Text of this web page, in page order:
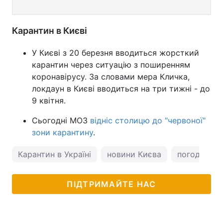
Карантин в Києві
У Києві з 20 березня вводиться жорсткий
карантин через ситуацію з поширенням
коронавірусу. За словами мера Кличка,
локдаун в Києві вводиться на три тижні - до
9 квітня.
Сьогодні МОЗ відніс столицю до "червоної"
зони карантину.
Карантин в Україні новини Києва погода у
ПІДТРИМАЙТЕ НАС